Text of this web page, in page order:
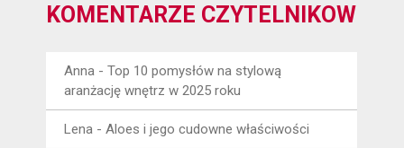
KOMENTARZE CZYTELNIKÓW
Anna -Top 10 pomysłów na stylową
aranżację wnętrz w 2025 roku
Lena -Aloes i jego cudowne właściwości